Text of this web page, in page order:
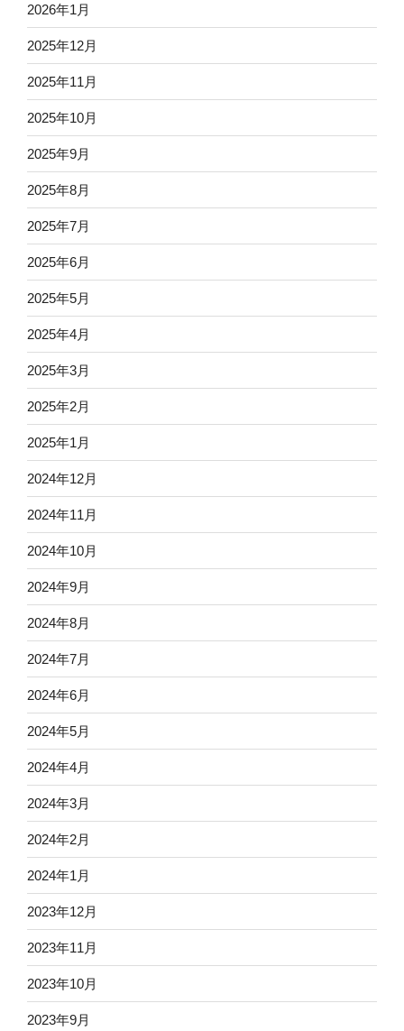
2026年1月
2025年12月
2025年11月
2025年10月
2025年9月
2025年8月
2025年7月
2025年6月
2025年5月
2025年4月
2025年3月
2025年2月
2025年1月
2024年12月
2024年11月
2024年10月
2024年9月
2024年8月
2024年7月
2024年6月
2024年5月
2024年4月
2024年3月
2024年2月
2024年1月
2023年12月
2023年11月
2023年10月
2023年9月